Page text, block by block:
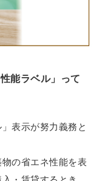
能ラベル」って
表示が努力義務と
の省エネ性能を表